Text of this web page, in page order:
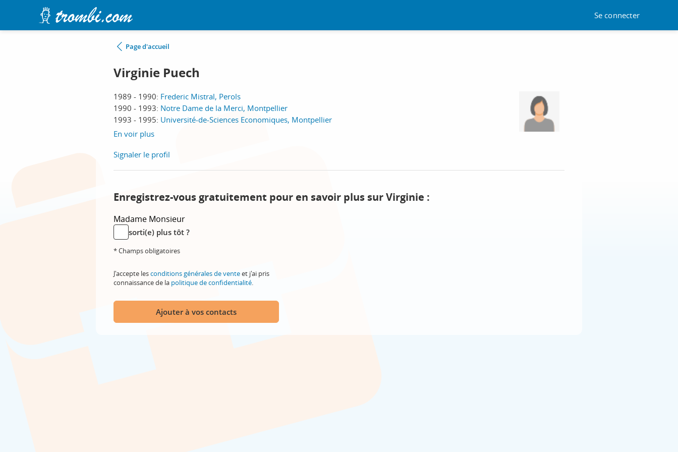
Se connecter
Page d'accueil
Virginie Puech
1989 - 1990: Frederic Mistral, Perols
1990 - 1993: Notre Dame de la Merci, Montpellier
1993 - 1995: Université-de-Sciences Economiques, Montpellier
En voir plus
Signaler le profil
Enregistrez-vous gratuitement pour en savoir plus sur Virginie :
Madame Monsieur
sorti(e) plus tôt ?
* Champs obligatoires
J'accepte lesconditions générales de venteet j'ai pris
connaissance de la politique de confidentialité.
Ajouter à vos contacts